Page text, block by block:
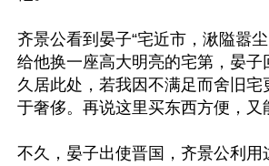
齐景公看到晏子“宅近市，湫隘嚣
给他换一座高大明亮的宅第，晏子
久居此处，若我因不满足而舍旧宅
于奢侈。再说这里买东西方便，又
不久，晏子出使晋国，齐景公利用